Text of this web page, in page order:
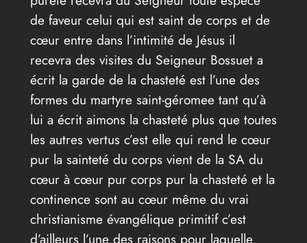
de faveur celui qui est saint de corps et de
cœur entre dans l’intimité de Jésus il
recevra des visites du Seigneur Bossuet a
écrit la garde de la chasteté est l’une des
formes du martyre saint-géromee tant qu’à
lui a écrit aimons la chasteté plus que toutes
les autres vertus c’est elle qui rend le cœur
pur la sainteté du corps vient de la SA du
cœur à cœur pur corps pur la chasteté et la
continence sont au cœur même du vrai
christianisme évangélique primitif c’est
d’ailleurs l’une des raisons pour laquelle